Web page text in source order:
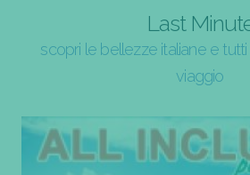
Last
scopri le bellezze italiane e tutti
viaggio